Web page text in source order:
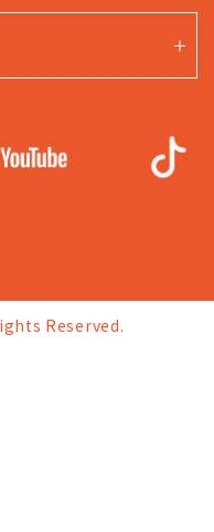
Reserved.